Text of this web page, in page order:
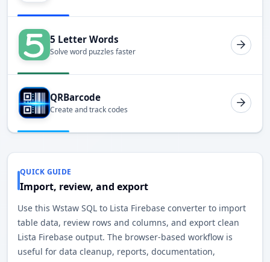
5 Letter Words
Solve word puzzles faster
QRBarcode
Create and track codes
QUICK GUIDE
Import, review, and export
Use this Wstaw SQL to Lista Firebase converter to import
table data, review rows and columns, and export clean
Lista Firebase output. The browser-based workflow is
useful for data cleanup, reports, documentation,